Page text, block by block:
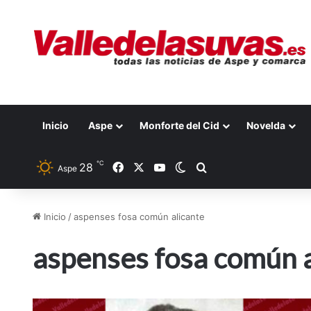
Inicio Aspe Monforte del Cid Novelda
Aspe 28 ℃ FacebookYouTubeSwitch skin
Inicio /aspenses fosa común alicante
aspenses fosa común